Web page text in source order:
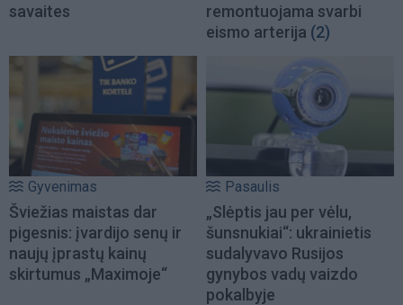
savaites
remontuojama svarbi
eismo arterija (2)
Gyvenimas
Šviežias maistas dar
pigesnis: įvardijo senų ir
naujų įprastų kainų
skirtumus „Maximoje“
Pasaulis
„Slėptis jau per vėlu,
šunsnukiai“: ukrainietis
sudalyvavo Rusijos
gynybos vadų vaizdo
pokalbyje